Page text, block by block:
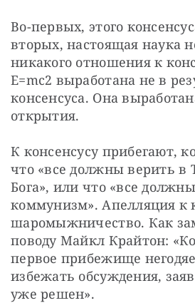
Во-первых, этого
вторых, настоящая наука
никакого отношения к
E=mc2 выработана не в
консенсуса. Она
открытия.
К консенсусу прибегают,
что «все должны верить в
Бога», или что «все
коммунизм». Апелляция к
шаромыжничество. Как
поводу Майкл Крайтон:
первое прибежище
избежать обсуждения,
уже решен».